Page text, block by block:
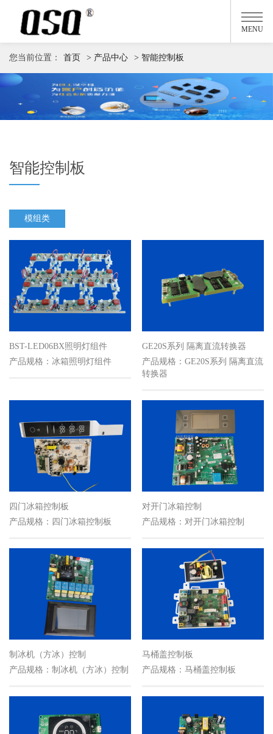
MENU
您当前位置： 首页 > 产品中心 > 智能控制板
智能控制板
模组类
BST-LED06BX照明灯组件
产品规格：冰箱照明灯组件
GE20S系列 隔离直流转换器
产品规格：GE20S系列 隔离直流
转换器
四门冰箱控制板
产品规格：四门冰箱控制板
对开门冰箱控制
产品规格：对开门冰箱控制
制冰机（方冰）控制
产品规格：制冰机（方冰）控制
马桶盖控制板
产品规格：马桶盖控制板